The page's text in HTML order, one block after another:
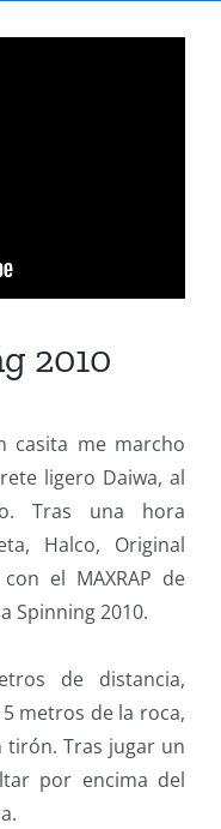
2010
casita me marcho
ligero Daiwa, al
Tras una hora
Halco, Original
el MAXRAP de
Spinning 2010.
de distancia,
metros de la roca,
tirón. Tras jugar un
por encima del